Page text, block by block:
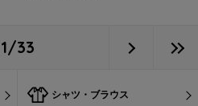
1/33
シャツ・ブラウス